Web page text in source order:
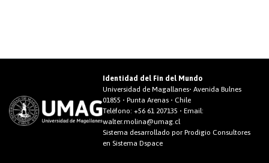
Identidad del Fin del Mundo
Universidad de Magallanes• Avenida Bulnes
01855 • Punta Arenas • Chile
Teléfono:+56 61 207135 • Email:
walter.molina@umag.cl
Sistema desarrollado por Prodigio Consultores
en Sistema Dspace